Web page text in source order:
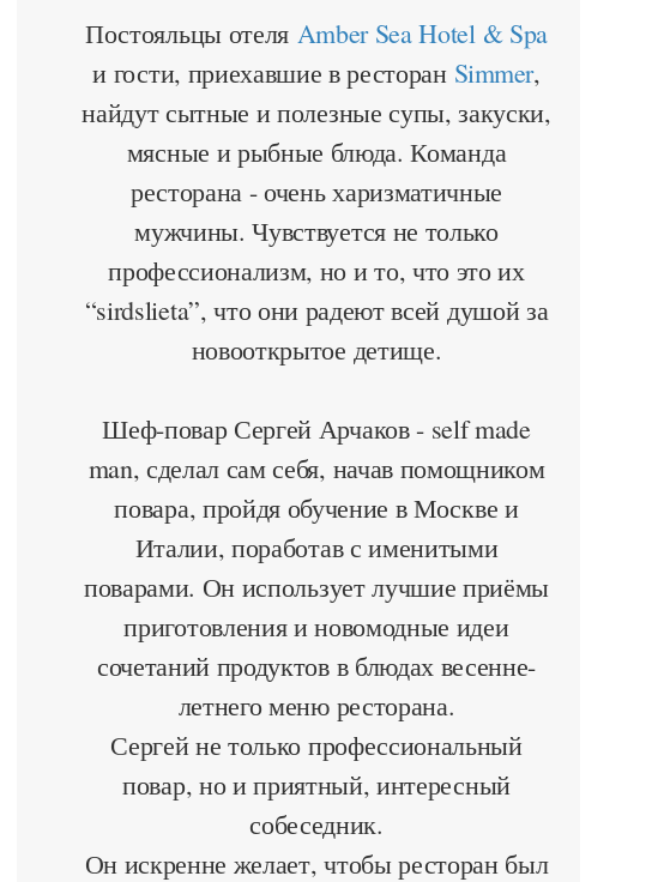
Постояльцы отеля Amber Sea Hotel & Spa
и гости, приехавшие в ресторан Simmer,
найдут сытные и полезные супы, закуски,
мясные и рыбные блюда. Команда
ресторана - очень харизматичные
мужчины. Чувствуется не только
профессионализм, но и то, что это их
“sirdslieta”, что они радеют всей душой за
новооткрытое детище.
Шеф-повар Сергей Арчаков - self made
man, сделал сам себя, начав помощником
повара, пройдя обучение в Москве и
Италии, поработав с именитыми
поварами. Он использует лучшие приёмы
приготовления и новомодные идеи
сочетаний продуктов в блюдах весенне-
летнего меню ресторана.
Сергей не только профессиональный
повар, но и приятный, интересный
собеседник.
Он искренне желает, чтобы ресторан был